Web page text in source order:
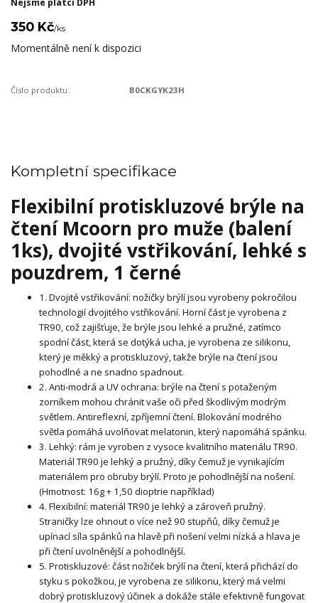
Nejsme plátci DPH
350 Kč/ks
Momentálně není k dispozici
Číslo produktu: ‎B0CKGYK23H
Kompletní specifikace
Flexibilní protiskluzové brýle na
čtení Mcoorn pro muže (balení
1ks), dvojité vstřikování, lehké s
pouzdrem, 1 černé
1. Dvojité vstřikování: nožičky brýlí jsou vyrobeny pokročilou
technologií dvojitého vstřikování. Horní část je vyrobena z
TR90, což zajišťuje, že brýle jsou lehké a pružné, zatímco
spodní část, která se dotýká ucha, je vyrobena ze silikonu,
který je měkký a protiskluzový, takže brýle na čtení jsou
pohodlné a ne snadno spadnout.
2. Anti-modrá a UV ochrana: brýle na čtení s potaženým
zorníkem mohou chránit vaše oči před škodlivým modrým
světlem. Antireflexní, zpříjemní čtení. Blokování modrého
světla pomáhá uvolňovat melatonin, který napomáhá spánku.
3. Lehký: rám je vyroben z vysoce kvalitního materiálu TR90.
Materiál TR90 je lehký a pružný, díky čemuž je vynikajícím
materiálem pro obruby brýlí. Proto je pohodlnější na nošení.
(Hmotnost: 16g + 1,50 dioptrie například)
4. Flexibilní: materiál TR90 je lehký a zároveň pružný.
Straničky lze ohnout o více než 90 stupňů, díky čemuž je
upínací síla spánků na hlavě při nošení velmi nízká a hlava je
při čtení uvolněnější a pohodlnější.
5. Protiskluzové: část nožiček brýlí na čtení, která přichází do
styku s pokožkou, je vyrobena ze silikonu, který má velmi
dobrý protiskluzový účinek a dokáže stále efektivně fungovat